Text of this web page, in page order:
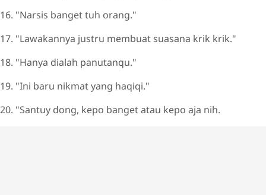
16. "Narsis banget tuh orang."
17. "Lawakannya justru membuat suasana krik krik."
18. "Hanya dialah panutanqu."
19. "Ini baru nikmat yang haqiqi."
20. "Santuy dong, kepo banget atau kepo aja nih.